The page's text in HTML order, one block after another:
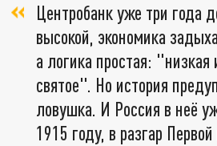
Центробанк уже три года
высокой, экономика
а логика простая:
святое". Но история
ловушка. И Россия в неё
1915 году, в разгар